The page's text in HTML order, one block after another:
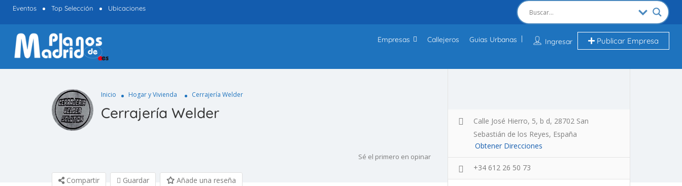
Eventos Top Selección Ubicaciones
Ingresar Publicar Empresa
Empresas Callejeros Guias Urbanas
Inicio Hogar y Vivienda Cerrajería Welder
Cerrajería Welder
Sé el primero en opinar
Compartir Guardar Añade una reseña
Calle José Hierro, 5, b d, 28702 San
Sebastián de los Reyes, España
Obtener Direcciones
+34 612 26 50 73